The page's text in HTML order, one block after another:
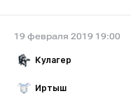
19 февраля 2019 19:00
Кулагер
Иртыш